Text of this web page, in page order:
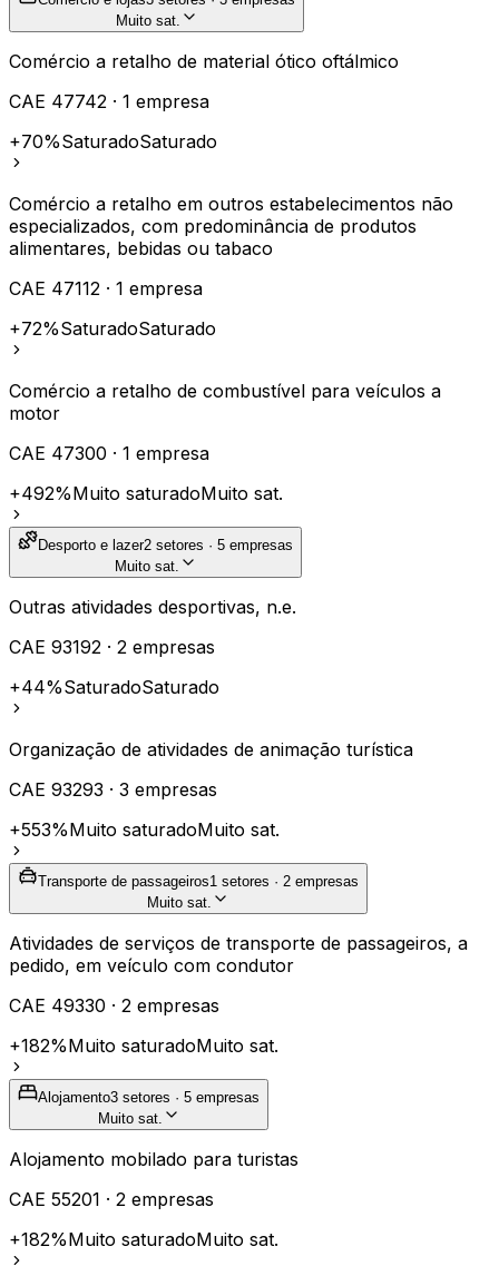
Muito sat.
Comércio a retalho de material ótico oftálmico
CAE 47742 · 1 empresa
+70%SaturadoSaturado
Comércio a retalho em outros estabelecimentos não
especializados, com predominância de produtos
alimentares, bebidas ou tabaco
CAE 47112 · 1 empresa
+72%SaturadoSaturado
Comércio a retalho de combustível para veículos a
motor
CAE 47300 · 1 empresa
+492%Muito saturadoMuito sat.
Desporto e lazer2 setores · 5 empresas
Muito sat.
Outras atividades desportivas, n.e.
CAE 93192 · 2 empresas
+44%SaturadoSaturado
Organização de atividades de animação turística
CAE 93293 · 3 empresas
+553%Muito saturadoMuito sat.
Transporte de passageiros1 setores · 2 empresas
Muito sat.
Atividades de serviços de transporte de passageiros, a
pedido, em veículo com condutor
CAE 49330 · 2 empresas
+182%Muito saturadoMuito sat.
Alojamento3 setores · 5 empresas
Muito sat.
Alojamento mobilado para turistas
CAE 55201 · 2 empresas
+182%Muito saturadoMuito sat.